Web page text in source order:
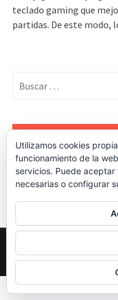
teclado gaming que
partidas. De este modo,
REDES SOCIALES DE
Proudly powered by
ThemezHut.
Utilizamos cookies
funcionamiento de la
servicios. Puede
necesarias o configurar